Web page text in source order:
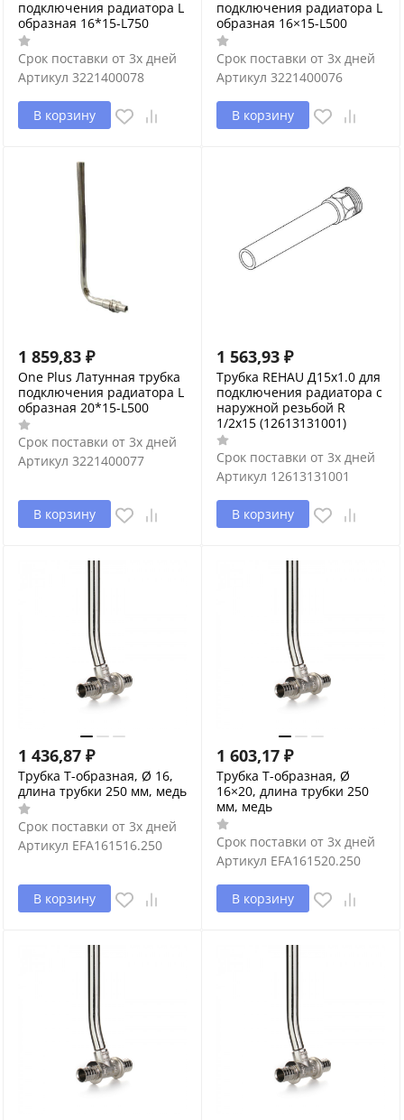
подключения радиатора L
образная 16*15-L750
Срок поставки от 3х дней
Артикул 3221400078
В корзину
подключения радиатора L
образная 16×15-L500
Срок поставки от 3х дней
Артикул 3221400076
В корзину
1 859,83 ₽
One Plus Латунная трубка
подключения радиатора L
образная 20*15-L500
Срок поставки от 3х дней
Артикул 3221400077
В корзину
1 563,93 ₽
Трубка REHAU Д15x1.0 для
подключения радиатора с
наружной резьбой R
1/2x15 (12613131001)
Срок поставки от 3х дней
Артикул 12613131001
В корзину
1 436,87 ₽
Трубка T-образная, Ø 16,
длина трубки 250 мм, медь
Срок поставки от 3х дней
Артикул EFA161516.250
В корзину
1 603,17 ₽
Трубка T-образная, Ø
16×20, длина трубки 250
мм, медь
Срок поставки от 3х дней
Артикул EFA161520.250
В корзину